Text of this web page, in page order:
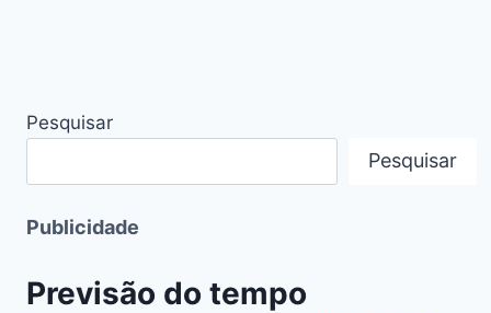
Pesquisar
Pesquisar
Publicidade
Previsão do tempo